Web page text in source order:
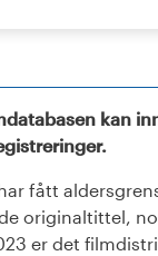
kan
fått
originaltittel,
er det